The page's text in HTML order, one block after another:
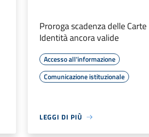
Proroga scadenza delle Carte
Identità ancora valide
Accesso all'informazione
Comunicazione istituzionale
LEGGI DI PIÙ